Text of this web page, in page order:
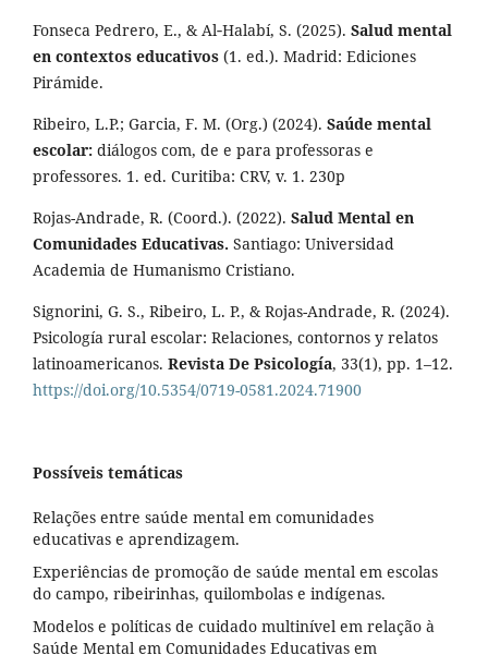
Fonseca Pedrero, E., & Al‑Halabí, S. (2025). Salud mental
en contextos educativos (1. ed.). Madrid: Ediciones
Pirámide.
Ribeiro, L.P.; Garcia, F. M. (Org.) (2024). Saúde mental
escolar: diálogos com, de e para professoras e
professores. 1. ed. Curitiba: CRV, v. 1. 230p
Rojas-Andrade, R. (Coord.). (2022). Salud Mental en
Comunidades Educativas. Santiago: Universidad
Academia de Humanismo Cristiano.
Signorini, G. S., Ribeiro, L. P., & Rojas-Andrade, R. (2024).
Psicología rural escolar: Relaciones, contornos y relatos
latinoamericanos. Revista De Psicología, 33(1), pp. 1–12.
https://doi.org/10.5354/0719-0581.2024.71900
Possíveis temáticas
Relações entre saúde mental em comunidades
educativas e aprendizagem.
Experiências de promoção de saúde mental em escolas
do campo, ribeirinhas, quilombolas e indígenas.
Modelos e políticas de cuidado multinível em relação à
Saúde Mental em Comunidades Educativas em